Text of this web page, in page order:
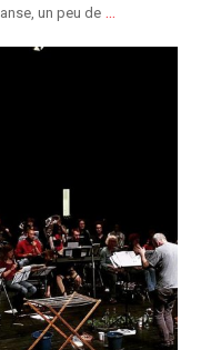
un peu de ...